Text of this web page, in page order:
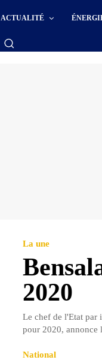
ACTUALITÉ
La une
2020
Le chef de l'Etat par
pour 2020, annonce
National